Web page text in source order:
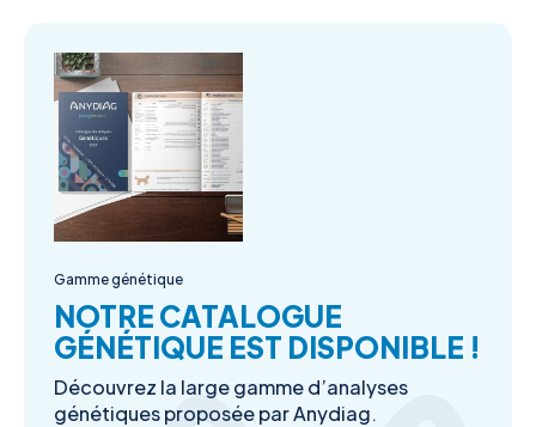
Gamme génétique
NOTRE CATALOGUE
GÉNÉTIQUE EST DISPONIBLE !
Découvrez la large gamme d’analyses
génétiques proposée par Anydiag.